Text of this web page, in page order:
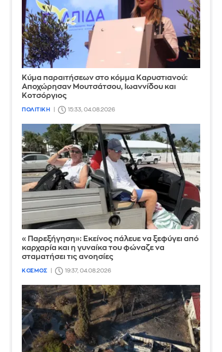
Κύμα παραιτήσεων στο κόμμα Καρυστιανού:
Αποχώρησαν Μουτσάτσου, Ιωαννίδου και
Κοτσόργιος
ΠΟΛΙΤΙΚΗ 15:33, 04.08.2026
«Παρεξήγηση»: Εκείνος πάλευε να ξεφύγει από
καρχαρία και η γυναίκα του φώναζε να
σταματήσει τις ανοησίες
ΚΟΣΜΟΣ 19:37, 04.08.2026